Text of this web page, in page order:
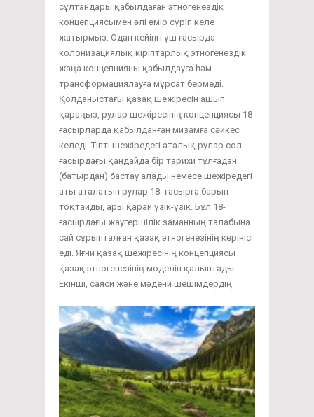
сұлтандары қабылдаған этногенездік
концепциясымен әлі өмір сүріп келе
жатырмыз. Одан кейінгі үш ғасырда
колонизациялық кіріптарлық этногенездік
жаңа концепцияны қабылдауға һәм
трансформациялауға мұрсат бермеді.
Қолданыстағы қазақ шежіресін ашып
қараңыз, рулар шежіресінің концепциясы 18
ғасырларда қабылданған мизамға сәйкес
келеді. Тіпті шежіредегі аталық рулар сол
ғасырдағы қандайда бір тарихи тұлғадан
(батырдан) бастау алады немесе шежіредегі
аты аталатын рулар 18- ғасырға барып
тоқтайды, ары қарай үзік-үзік. Бұл 18-
ғасырдағы жаугершілік заманның талабына
сай сұрыпталған қазақ этногенезінің көрінісі
еді. Яғни қазақ шежіресінің концепциясы
қазақ этногенезінің моделін қалыптады.
Екінші, саяси және мәдени шешімдердің